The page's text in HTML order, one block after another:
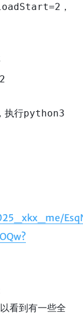
，
执行python3
看到有一些全